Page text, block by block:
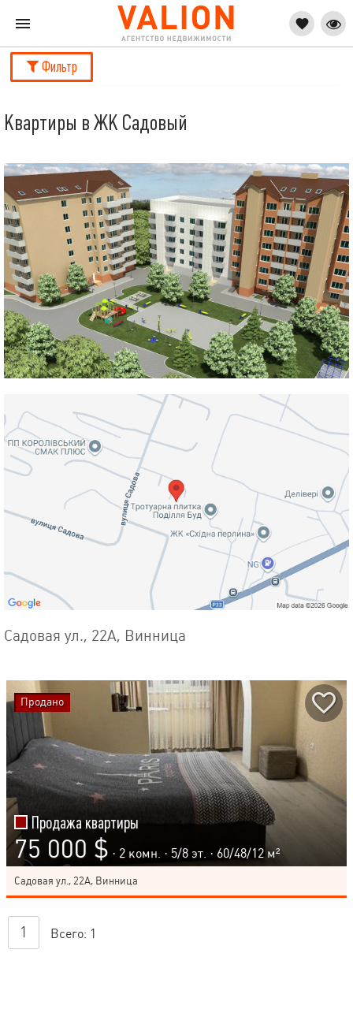
Фильтр
Квартиры в ЖК Садовый
Садовая ул., 22А, Винница
Продажа квартиры
75 000 $ · 2 комн. · 5/8 эт. · 60/48/12 м²
Садовая ул., 22А, Винница
Продано
1 Всего: 1